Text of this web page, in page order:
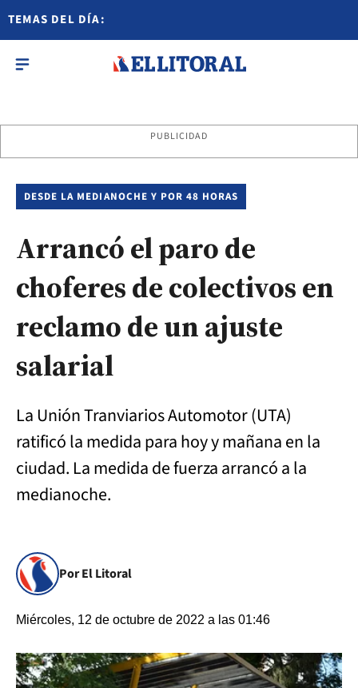
TEMAS DEL DÍA:
PUBLICIDAD
DESDE LA MEDIANOCHE Y POR 48 HORAS
Arrancó el paro de
choferes de colectivos en
reclamo de un ajuste
salarial
La Unión Tranviarios Automotor (UTA)
ratificó la medida para hoy y mañana en la
ciudad. La medida de fuerza arrancó a la
medianoche.
Por El Litoral
Miércoles, 12 de octubre de 2022 a las 01:46